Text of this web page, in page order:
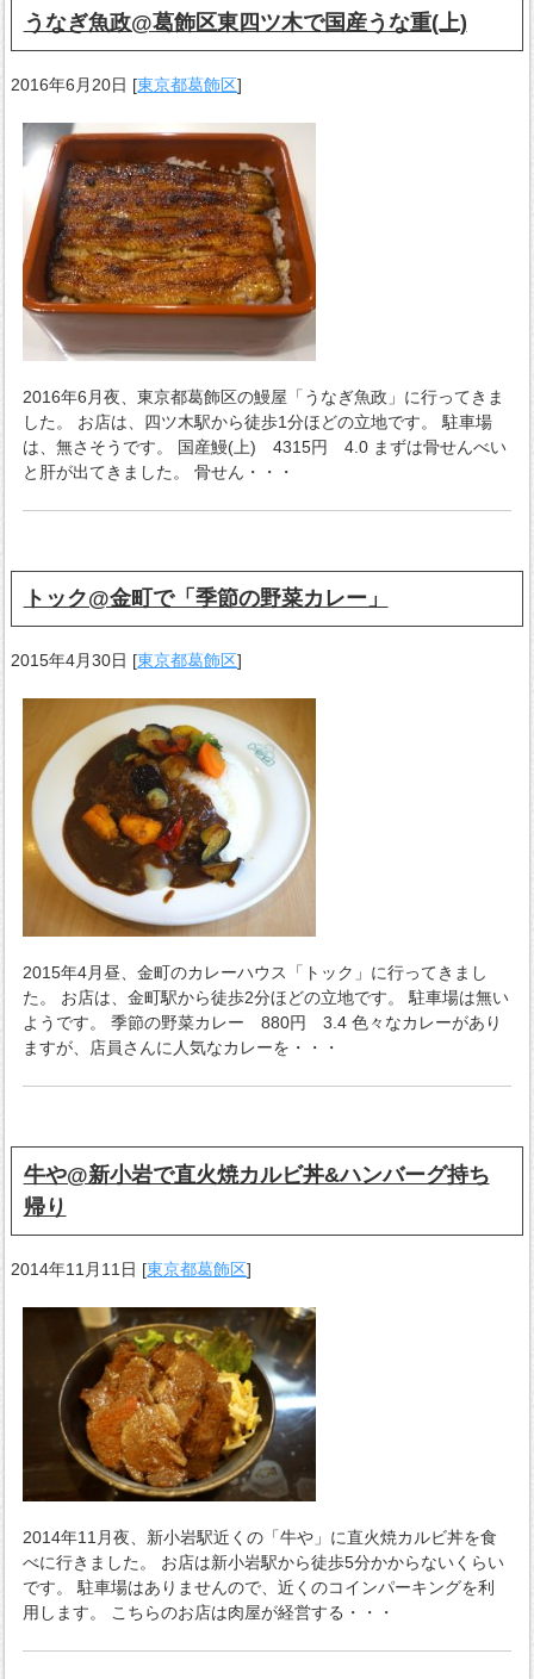
うなぎ魚政@葛飾区東四ツ木で国産うな重(上)
2016年6月20日 [東京都葛飾区]
2016年6月夜、東京都葛飾区の鰻屋「うなぎ魚政」に行ってきま
した。 お店は、四ツ木駅から徒歩1分ほどの立地です。 駐車場
は、無さそうです。 国産鰻(上) 4315円 4.0 まずは骨せんべい
と肝が出てきました。 骨せん・・・
トック@金町で「季節の野菜カレー」
2015年4月30日 [東京都葛飾区]
2015年4月昼、金町のカレーハウス「トック」に行ってきまし
た。 お店は、金町駅から徒歩2分ほどの立地です。 駐車場は無い
ようです。 季節の野菜カレー 880円 3.4 色々なカレーがあり
ますが、店員さんに人気なカレーを・・・
牛や@新小岩で直火焼カルビ丼&ハンバーグ持ち
帰り
2014年11月11日 [東京都葛飾区]
2014年11月夜、新小岩駅近くの「牛や」に直火焼カルビ丼を食
べに行きました。 お店は新小岩駅から徒歩5分かからないくらい
です。 駐車場はありませんので、近くのコインパーキングを利
用します。 こちらのお店は肉屋が経営する・・・